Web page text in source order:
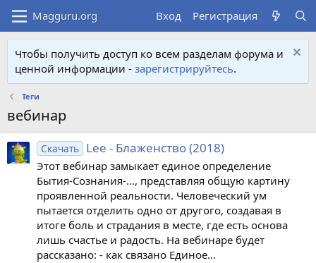
Вход Регистрация
Чтобы получить доступ ко всем разделам форума и
ценной информации - зарегистрируйтесь.
Теги
вебинар
Скачать Lee - Блаженство (2018)
Этот вебинар замыкает единое определение
Бытия-Сознания-…, представляя общую картину
проявленной реальности. Человеческий ум
пытается отделить одно от другого, создавая в
итоге боль и страдания в месте, где есть основа
лишь счастье и радость. На вебинаре будет
рассказано: - как связано Единое...